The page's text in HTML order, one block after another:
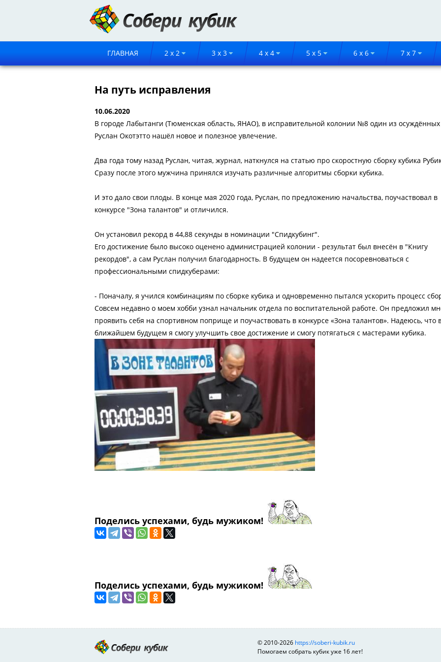
ГЛАВНАЯ 2 x 2 3 x 3 4 x 4 5 x 5 6 x 6 7 x 7
На путь исправления
10.06.2020
В городе Лабытанги (Тюменская область, ЯНАО), в исправительной колонии №8 один из осуждённых
Руслан Окотэтто нашёл новое и полезное увлечение.
Два года тому назад Руслан, читая, журнал, наткнулся на статью про скоростную сборку кубика
Сразу после этого мужчина принялся изучать различные алгоритмы сборки кубика.
И это дало свои плоды. В конце мая 2020 года, Руслан, по предложению начальства, поучаствовал в
конкурсе "Зона талантов" и отличился.
Он установил рекорд в 44,88 секунды в номинации "Спидкубинг".
Его достижение было высоко оценено администрацией колонии - результат был внесён в "Книгу
рекордов", а сам Руслан получил благодарность. В будущем он надеется посоревноваться с
профессиональными спидкуберами:
- Поначалу, я учился комбинациям по сборке кубика и одновременно пытался ускорить процесс
Совсем недавно о моем хобби узнал начальник отдела по воспитательной работе. Он предложил
проявить себя на спортивном поприще и поучаствовать в конкурсе «Зона талантов». Надеюсь, что
ближайшем будущем я смогу улучшить свое достижение и смогу потягаться с мастерами кубика.
Поделиcь успехами, будь мужиком!
Поделиcь успехами, будь мужиком!
© 2010-2026 https://soberi-kubik.ru
Помогаем собрать кубик уже 16 лет!